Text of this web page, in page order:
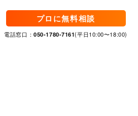
プロに無料相談
電話窓口：050-1780-7161(平日10:00〜18:00)